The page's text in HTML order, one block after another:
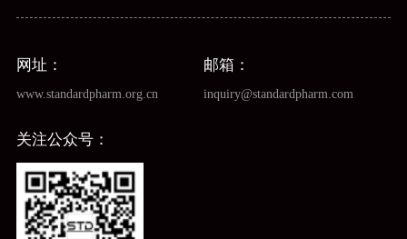
网址：
www.standardpharm.org.cn
邮箱：
inquiry@standardpharm.com
关注公众号：